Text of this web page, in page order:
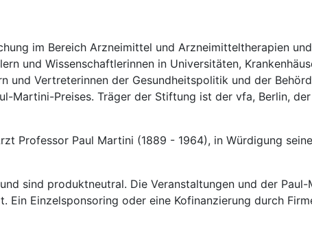
im Bereich Arzneimittel und Arzneimitteltherapien
und Wissenschaftlerinnen in Universitäten,
und Vertreterinnen der Gesundheitspolitik und der
Martini-Preises. Träger der Stiftung ist der vfa, Berlin,
Professor Paul Martini (1889 - 1964), in Würdigung
sind produktneutral. Die Veranstaltungen und der
Einzelsponsoring oder eine Kofinanzierung durch